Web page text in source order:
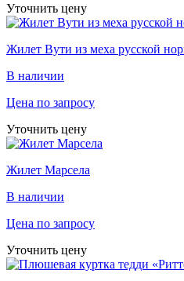
Уточнить цену
Жилет Вути из меха русской
В наличии
Цена по запросу
Уточнить цену
Жилет Марсела
В наличии
Цена по запросу
Уточнить цену